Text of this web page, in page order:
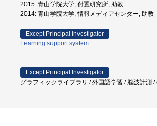
2015: 青山学院大学, 付置研究所, 助教
2014: 青山学院大学, 情報メディアセンター, 助教
Except Principal Investigator
Learning support system
Except Principal Investigator
グラフィックライブラリ / 外国語学習 / 脳波計測